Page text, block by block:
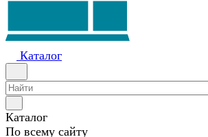
Каталог
Каталог
По всему сайту